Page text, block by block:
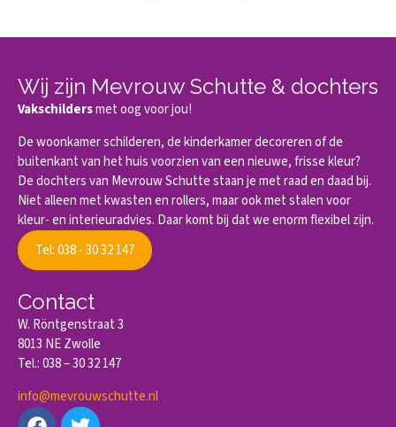
Wij zijn Mevrouw Schutte & dochters
Vakschildersmet oog voor jou!
De woonkamer schilderen, de kinderkamer decoreren of de
buitenkant van het huis voorzien van een nieuwe, frisse kleur?
De dochters van Mevrouw Schutte staan je met raad en daad bij.
Niet alleen met kwasten en rollers, maar ook met stalen voor
kleur- en interieuradvies. Daar komt bij dat we enorm flexibel zijn.
Tel: 038 - 30 32 147
Contact
W. Röntgenstraat 3
8013 NE Zwolle
Tel.: 038 – 30 32 147
info@mevrouwschutte.nl